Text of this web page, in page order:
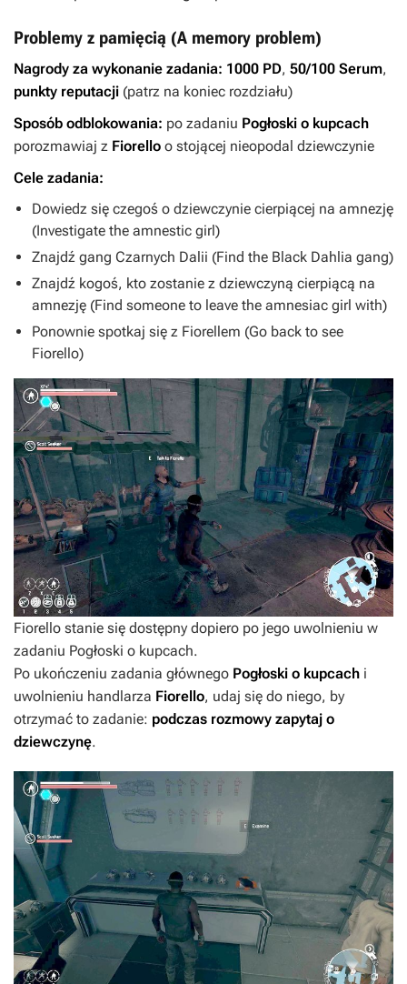
Problemy z pamięcią (A memory problem)
Nagrody za wykonanie zadania: 1000 PD, 50/100 Serum,
punkty reputacji (patrz na koniec rozdziału)
Sposób odblokowania: po zadaniu Pogłoski o kupcach
porozmawiaj z Fiorello o stojącej nieopodal dziewczynie
Cele zadania:
Dowiedz się czegoś o dziewczynie cierpiącej na amnezję
(Investigate the amnestic girl)
Znajdź gang Czarnych Dalii (Find the Black Dahlia gang)
Znajdź kogoś, kto zostanie z dziewczyną cierpiącą na
amnezję (Find someone to leave the amnesiac girl with)
Ponownie spotkaj się z Fiorellem (Go back to see
Fiorello)
Fiorello stanie się dostępny dopiero po jego uwolnieniu w
zadaniu Pogłoski o kupcach.
Po ukończeniu zadania głównego Pogłoski o kupcach i
uwolnieniu handlarza Fiorello, udaj się do niego, by
otrzymać to zadanie: podczas rozmowy zapytaj o
dziewczynę.